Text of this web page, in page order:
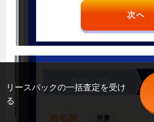
リースバックの一括査定を受け
る